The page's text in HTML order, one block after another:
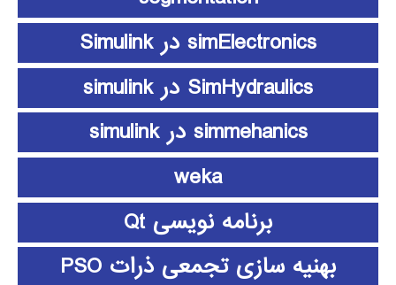
simElectronics در Simulink
SimHydraulics در simulink
simmehanics در simulink
weka
برنامه نویسی Qt
بهنیه سازی تجمعی ذرات PSO